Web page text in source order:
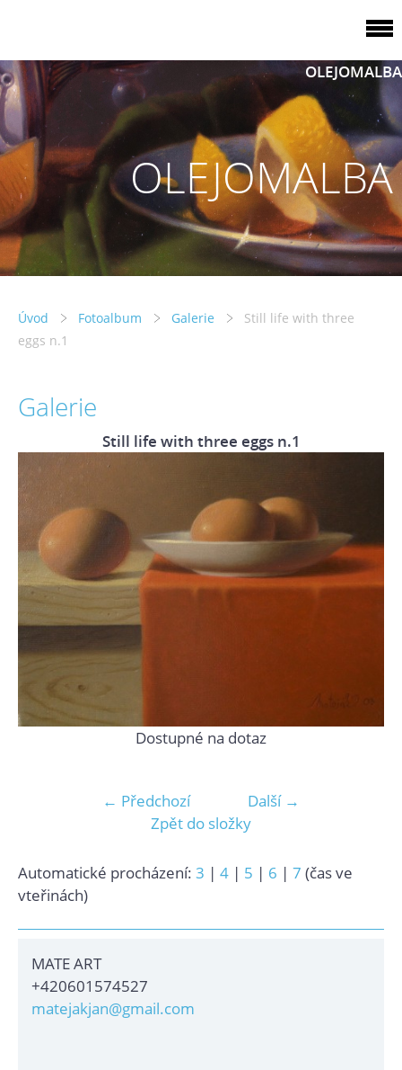
OLEJOMALBA
OLEJOMALBA
Úvod Fotoalbum Galerie
Still life with three
eggs n.1
Galerie
Still life with three eggs n.1
Dostupné na dotaz
← Předchozí
Další →
Zpět do složky
Automatické procházení: 3 | 4 | 5 | 6 | 7 (čas ve
vteřinách)
MATE ART
+420601574527
matejakjan@gmail.com